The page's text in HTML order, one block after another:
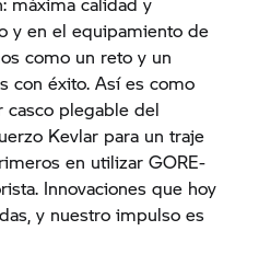
y en el equipamiento de
como un reto y un
con éxito. Así es como
plegable del
Kevlar para un traje
en utilizar GORE-
Innovaciones que hoy
y nuestro impulso es